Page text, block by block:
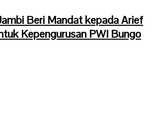
Beri Mandat kepada Arief
Kepengurusan PWI Bungo